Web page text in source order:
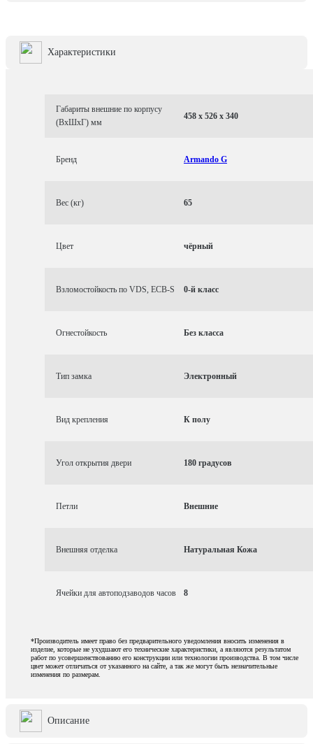
Характеристики
Габариты внешние по корпусу
(ВхШхГ) мм
458 x 526 x 340
Бренд Armando G
Вес (кг) 65
Цвет чёрный
Взломостойкость по VDS, ECB-S 0-й класс
Огнестойкость Без класса
Тип замка Электронный
Вид крепления К полу
Угол открытия двери 180 градусов
Петли Внешние
Внешняя отделка Натуральная Кожа
Ячейки для автоподзаводов часов 8
*Производитель имеет право без предварительного уведомления вносить изменения в
изделие, которые не ухудшают его технические характеристики, а являются результатом
работ по усовершенствованию его конструкции или технологии производства. В том числе
цвет может отличаться от указанного на сайте, а так же могут быть незначительные
изменения по размерам.
Описание